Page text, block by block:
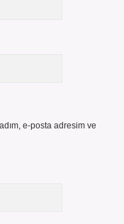
e-posta adresim ve